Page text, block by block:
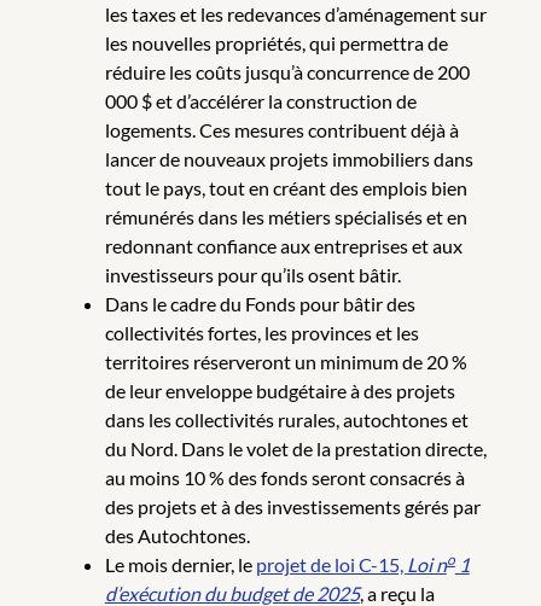
les taxes et les redevances d’aménagement sur
les nouvelles propriétés, qui permettra de
réduire les coûts jusqu’à concurrence de 200
000 $ et d’accélérer la construction de
logements. Ces mesures contribuent déjà à
lancer de nouveaux projets immobiliers dans
tout le pays, tout en créant des emplois bien
rémunérés dans les métiers spécialisés et en
redonnant confiance aux entreprises et aux
investisseurs pour qu’ils osent bâtir.
Dans le cadre du Fonds pour bâtir des
collectivités fortes, les provinces et les
territoires réserveront un minimum de 20 %
de leur enveloppe budgétaire à des projets
dans les collectivités rurales, autochtones et
du Nord. Dans le volet de la prestation directe,
au moins 10 % des fonds seront consacrés à
des projets et à des investissements gérés par
des Autochtones.
Le mois dernier, le projet de loi C-15, Loi no1
d’exécution du budget de 2025, a reçu la